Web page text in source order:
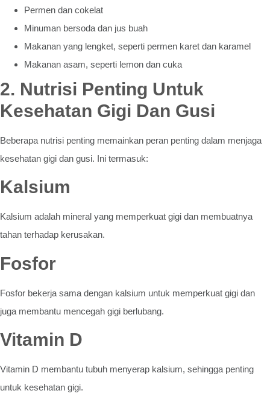
Permen dan cokelat
Minuman bersoda dan jus buah
Makanan yang lengket, seperti permen karet dan karamel
Makanan asam, seperti lemon dan cuka
2. Nutrisi Penting Untuk
Kesehatan Gigi Dan Gusi
Beberapa nutrisi penting memainkan peran penting dalam menjaga
kesehatan gigi dan gusi. Ini termasuk:
Kalsium
Kalsium adalah mineral yang memperkuat gigi dan membuatnya
tahan terhadap kerusakan.
Fosfor
Fosfor bekerja sama dengan kalsium untuk memperkuat gigi dan
juga membantu mencegah gigi berlubang.
Vitamin D
Vitamin D membantu tubuh menyerap kalsium, sehingga penting
untuk kesehatan gigi.